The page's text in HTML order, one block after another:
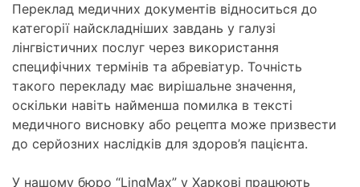
Переклад медичних документів відноситься до
категорії найскладніших завдань у галузі
лінгвістичних послуг через використання
специфічних термінів та абревіатур. Точність
такого перекладу має вирішальне значення,
оскільки навіть найменша помилка в тексті
медичного висновку або рецепта може призвести
до серйозних наслідків для здоров’я пацієнта.
У нашому бюро “LingMax” у Харкові працюють